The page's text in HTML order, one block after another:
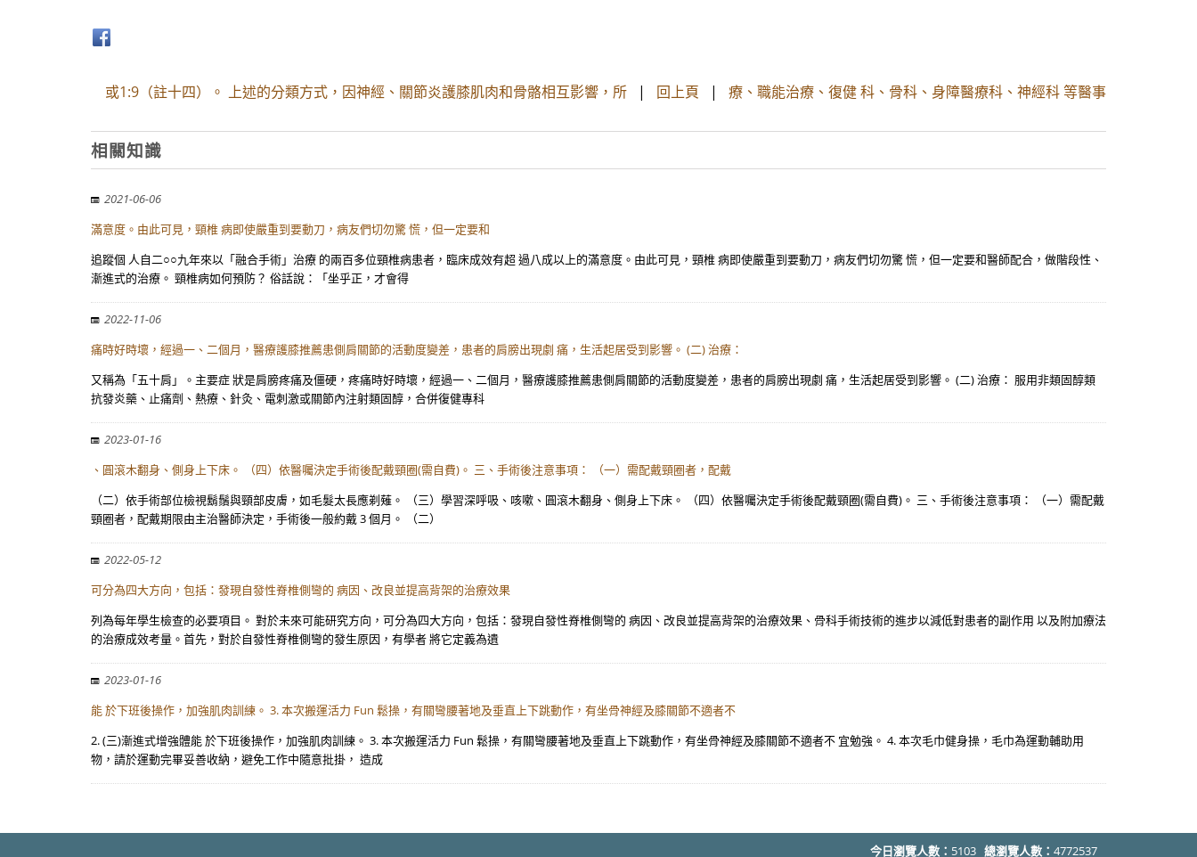
或1:9（註十四）。 上述的分類方式，因神經、關節炎護膝肌肉和骨骼相互影響，所 | 回上頁 | 療、職能治療、復健 科、骨科、身障醫療科、神經科 等醫事
相關知識
2021-06-06
滿意度。由此可見，頸椎 病即使嚴重到要動刀，病友們切勿驚 慌，但一定要和
追蹤個 人自二○○九年來以「融合手術」治療 的兩百多位頸椎病患者，臨床成效有超 過八成以上的滿意度。由此可見，頸椎 病即使嚴重到要動刀，病友們切勿驚 慌，但一定要和醫師配合，做階段性、
漸進式的治療。 頸椎病如何預防？ 俗話說：「坐乎正，才會得
2022-11-06
痛時好時壞，經過一、二個月，醫療護膝推薦患側肩關節的活動度變差，患者的肩膀出現劇 痛，生活起居受到影響。 (二) 治療：
又稱為「五十肩」。主要症 狀是肩膀疼痛及僵硬，疼痛時好時壞，經過一、二個月，醫療護膝推薦患側肩關節的活動度變差，患者的肩膀出現劇 痛，生活起居受到影響。 (二) 治療： 服用非類固醇類
抗發炎藥、止痛劑、熱療、針灸、電刺激或關節內注射類固醇，合併復健專科
2023-01-16
、圓滾木翻身、側身上下床。 （四）依醫囑決定手術後配戴頸圈(需自費)。 三、手術後注意事項： （一）需配戴頸圈者，配戴
（二）依手術部位檢視鬍鬚與頸部皮膚，如毛髮太長應剃薙。 （三）學習深呼吸、咳嗽、圓滾木翻身、側身上下床。 （四）依醫囑決定手術後配戴頸圈(需自費)。 三、手術後注意事項： （一）需配戴
頸圈者，配戴期限由主治醫師決定，手術後一般約戴 3 個月。 （二）
2022-05-12
可分為四大方向，包括：發現自發性脊椎側彎的 病因、改良並提高背架的治療效果
列為每年學生檢查的必要項目。 對於未來可能研究方向，可分為四大方向，包括：發現自發性脊椎側彎的 病因、改良並提高背架的治療效果、骨科手術技術的進步以減低對患者的副作用 以及附加療法
的治療成效考量。首先，對於自發性脊椎側彎的發生原因，有學者 將它定義為遺
2023-01-16
能 於下班後操作，加強肌肉訓練。 3. 本次搬運活力 Fun 鬆操，有關彎腰著地及垂直上下跳動作，有坐骨神經及膝關節不適者不
2. (三)漸進式增強體能 於下班後操作，加強肌肉訓練。 3. 本次搬運活力 Fun 鬆操，有關彎腰著地及垂直上下跳動作，有坐骨神經及膝關節不適者不 宜勉強。 4. 本次毛巾健身操，毛巾為運動輔助用
物，請於運動完畢妥善收納，避免工作中隨意批掛， 造成
今日瀏覽人數： 5103 總瀏覽人數： 4772537